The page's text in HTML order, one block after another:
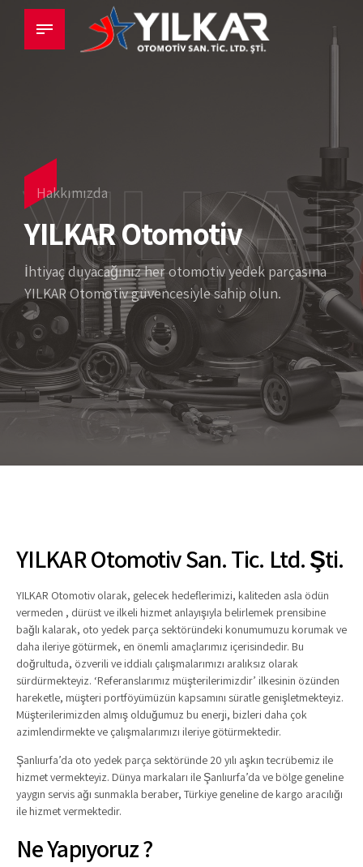
Hakkımızda
YILKAR Otomotiv
İhtiyaç duyacağınız her otomotiv yedek parçasına
YILKAR Otomotiv güvencesiyle sahip olun.
YILKAR Otomotiv San. Tic. Ltd. Şti.
YILKAR Otomotiv olarak, gelecek hedeflerimizi, kaliteden asla ödün
vermeden , dürüst ve ilkeli hizmet anlayışıyla belirlemek prensibine
bağlı kalarak, oto yedek parça sektöründeki konumumuzu korumak ve
daha ileriye götürmek, en önemli amaçlarımız içerisindedir. Bu
doğrultuda, özverili ve iddialı çalışmalarımızı aralıksız olarak
sürdürmekteyiz. ‘Referanslarımız müşterilerimizdir’ ilkesinin özünden
hareketle, müşteri portföyümüzün kapsamını süratle genişletmekteyiz.
Müşterilerimizden almış olduğumuz bu enerji, bizleri daha çok
azimlendirmekte ve çalışmalarımızı ileriye götürmektedir.
Şanlıurfa’da oto yedek parça sektöründe 20 yılı aşkın tecrübemiz ile
hizmet vermekteyiz. Dünya markaları ile Şanlıurfa’da ve bölge geneline
yaygın servis ağı sunmakla beraber, Türkiye geneline de kargo aracılığı
ile hizmet vermektedir.
Ne Yapıyoruz ?